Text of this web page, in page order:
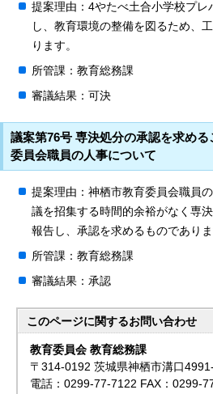
提案理由：4やたべ土合小学校プレ
し、教育環境の整備を図るため、
ります。
所管課：教育総務課
審議結果：可決
議案第76号 専決処分の承認を求め
委員会職員の人事について
提案理由：神栖市教育委員会職員
議を招集する時間的余裕がなく専
報告し、承認を求めるものでありま
所管課：教育総務課
審議結果：承認
このページに関するお問い合わせ
教育委員会 教育総務課
〒314-0192 茨城県神栖市溝口
電話：0299-77-7122 FAX：0299-